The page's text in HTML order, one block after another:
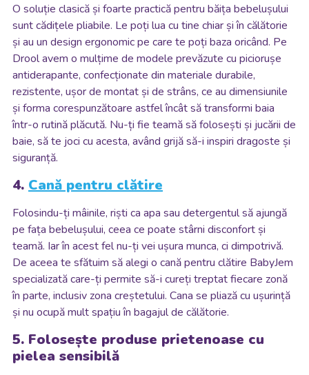
O soluție clasică și foarte practică pentru băița bebelușului
sunt cădițele pliabile. Le poți lua cu tine chiar și în călătorie
și au un design ergonomic pe care te poți baza oricând. Pe
Drool avem o mulțime de modele prevăzute cu piciorușe
antiderapante, confecționate din materiale durabile,
rezistente, ușor de montat și de strâns, ce au dimensiunile
și forma corespunzătoare astfel încât să transformi baia
într-o rutină plăcută. Nu-ți fie teamă să folosești și jucării de
baie, să te joci cu acesta, având grijă să-i inspiri dragoste și
siguranță.
4. Cană pentru clătire
Folosindu-ți mâinile, riști ca apa sau detergentul să ajungă
pe fața bebelușului, ceea ce poate stârni disconfort și
teamă. Iar în acest fel nu-ți vei ușura munca, ci dimpotrivă.
De aceea te sfătuim să alegi o cană pentru clătire BabyJem
specializată care-ți permite să-i cureți treptat fiecare zonă
în parte, inclusiv zona creștetului. Cana se pliază cu ușurință
și nu ocupă mult spațiu în bagajul de călătorie.
5. Folosește produse prietenoase cu
pielea sensibilă